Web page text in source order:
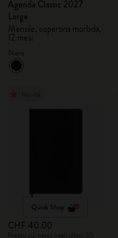
Agenda Classic 2027
Large
Mensile, copertina morbida,
12 mesi
Quick Shop
CHF 40.00